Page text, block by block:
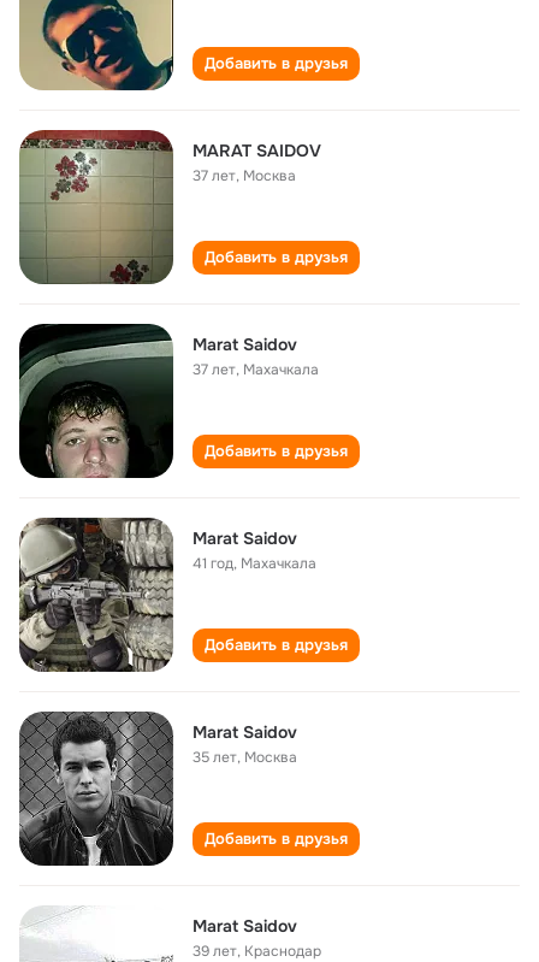
Добавить в друзья
MARAT SAIDOV
37 лет, Москва
Добавить в друзья
Marat Saidov
37 лет, Махачкала
Добавить в друзья
Marat Saidov
41 год, Махачкала
Добавить в друзья
Marat Saidov
35 лет, Москва
Добавить в друзья
Marat Saidov
39 лет, Краснодар